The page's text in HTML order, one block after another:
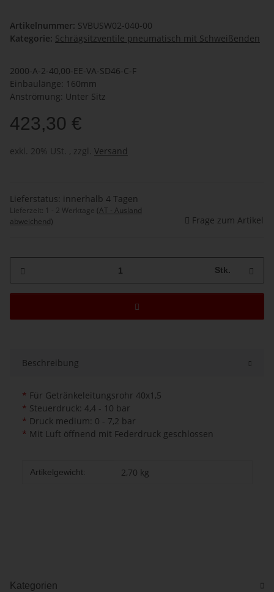
Artikelnummer: SVBUSW02-040-00
Kategorie: Schrägsitzventile pneumatisch mit Schweißenden
2000-A-2-40,00-EE-VA-SD46-C-F
Einbaulänge: 160mm
Anströmung: Unter Sitz
423,30 €
exkl. 20% USt. , zzgl. Versand
Lieferstatus: innerhalb 4 Tagen
Lieferzeit: 1 - 2 Werktage (AT - Ausland
abweichend)
Frage zum Artikel
Stk.
Beschreibung
* Für Getränkeleitungsrohr 40x1,5
* Steuerdruck: 4,4 - 10 bar
* Druck medium: 0 - 7,2 bar
* Mit Luft öffnend mit Federdruck geschlossen
Produkteigenschaft
Wert
Artikelgewicht: 2,70 kg
Kategorien